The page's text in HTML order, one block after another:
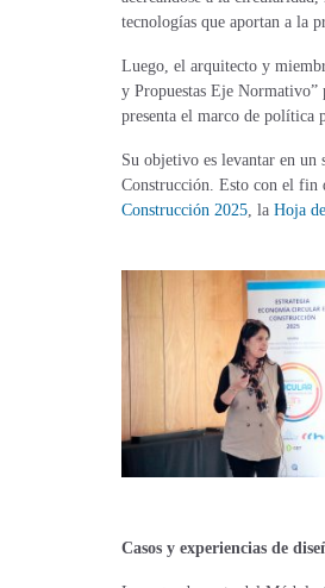
tecnologías que aportan a la
Luego, el arquitecto y
y Propuestas Eje
presenta el marco de política
Su objetivo es levantar en
Construcción. Esto con el fin
Construcción 2025, la Hoja
Casos y experiencias de